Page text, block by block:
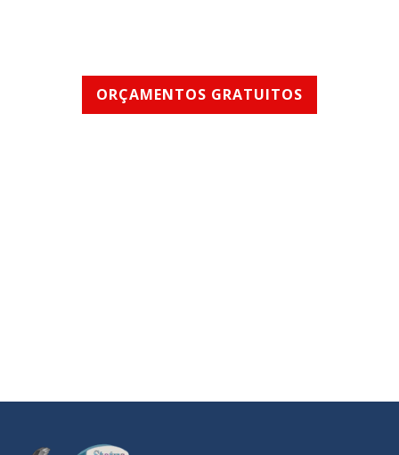
ORÇAMENTOS GRATUITOS